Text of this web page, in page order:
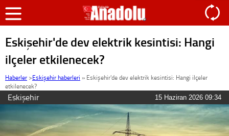
Eskişehir'de dev elektrik kesintisi: Hangi
ilçeler etkilenecek?
Haberler >Eskişehir haberleri » Eskişehir'de dev elektrik kesintisi: Hangi ilçeler
etkilenecek?
Eskişehir 15 Haziran 2026 09:34